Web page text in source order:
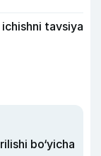
tavsiya
bo‘yicha